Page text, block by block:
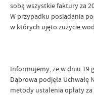
sobą wszystkie faktury za
W przypadku posiadania
w których ujęto zużycie
Informujemy, że w dniu 19
Dąbrowa podjęła Uchwałę
metody ustalenia opłaty